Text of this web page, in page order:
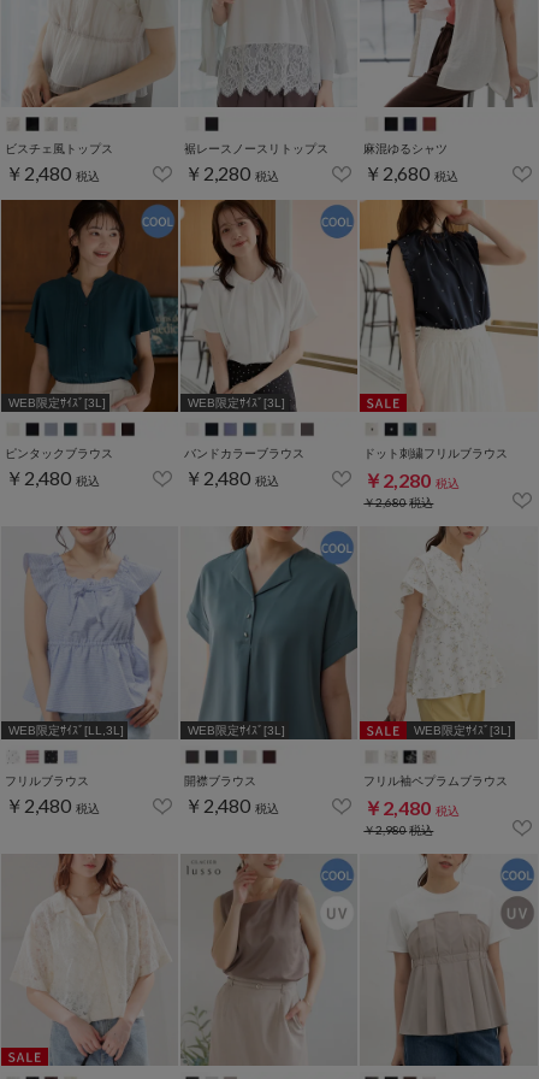
ビスチェ風トップス
￥2,480 税込
裾レースノースリトップス
￥2,280 税込
麻混ゆるシャツ
￥2,680 税込
WEB限定ｻｲｽﾞ[3L]
ピンタックブラウス
￥2,480 税込
WEB限定ｻｲｽﾞ[3L]
バンドカラーブラウス
￥2,480 税込
ドット刺繍フリルブラウス
￥2,280 税込
￥2,680税込
WEB限定ｻｲｽﾞ[LL,3L]
フリルブラウス
￥2,480 税込
WEB限定ｻｲｽﾞ[3L]
開襟ブラウス
￥2,480 税込
WEB限定ｻｲｽﾞ[3L]
フリル袖ペプラムブラウス
￥2,480 税込
￥2,980税込